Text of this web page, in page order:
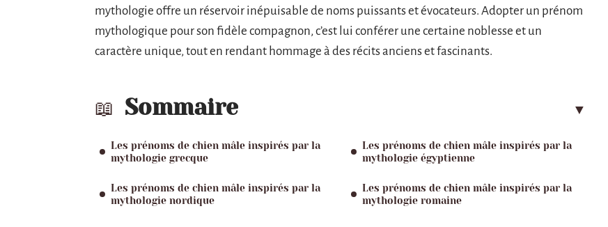
mythologie offre un réservoir inépuisable de noms puissants et évocateurs. Adopter un prénom
mythologique pour son fidèle compagnon, c’est lui conférer une certaine noblesse et un
caractère unique, tout en rendant hommage à des récits anciens et fascinants.
Sommaire
Les prénoms de chien mâle inspirés par la
mythologie grecque
Les prénoms de chien mâle inspirés par la
mythologie nordique
Les prénoms de chien mâle inspirés par la
mythologie égyptienne
Les prénoms de chien mâle inspirés par la
mythologie romaine